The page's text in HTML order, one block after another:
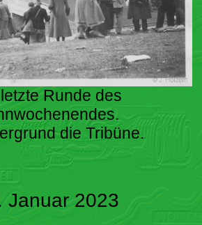
Runde des
die Tribüne.
Januar 2023